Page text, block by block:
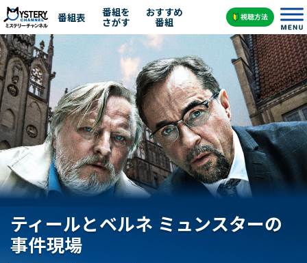
番組表 番組を
さがす
おすすめ
番組
ティールとベルネ ミュンスターの
事件現場